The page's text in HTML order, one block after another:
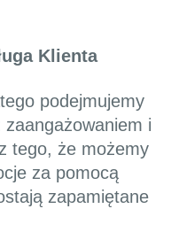
Klienta
podejmujemy
i
tego, że możemy
za pomocą
zapamiętane